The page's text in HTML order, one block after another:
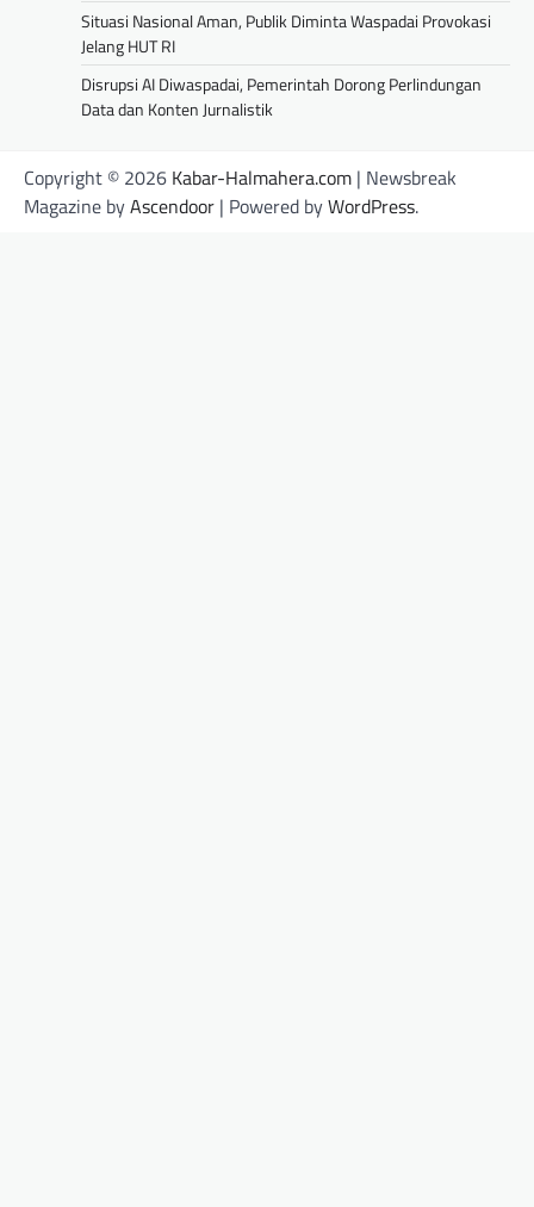
Situasi Nasional Aman, Publik Diminta Waspadai Provokasi
Jelang HUT RI
Disrupsi AI Diwaspadai, Pemerintah Dorong Perlindungan
Data dan Konten Jurnalistik
Copyright © 2026 Kabar-Halmahera.com | Newsbreak
Magazine byAscendoor | Powered byWordPress.